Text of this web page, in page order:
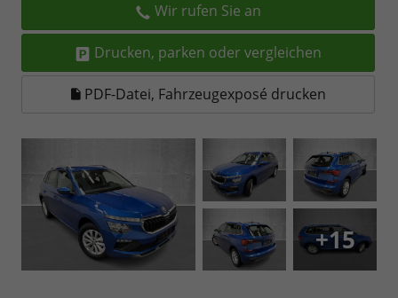
Wir rufen Sie an
Drucken, parken oder vergleichen
PDF-Datei, Fahrzeugexposé drucken
+15